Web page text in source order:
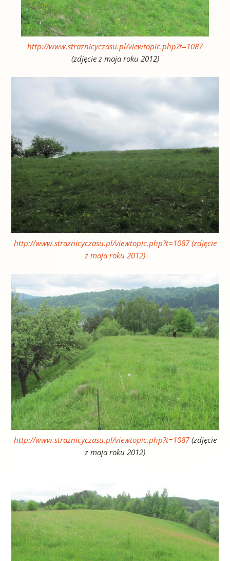
http://www.straznicyczasu.pl/viewtopic.php?t=1087
(zdjęcie z maja roku 2012)
http://www.straznicyczasu.pl/viewtopic.php?t=1087(zdjęcie
z maja roku 2012)
http://www.straznicyczasu.pl/viewtopic.php?t=1087(zdjęcie
z maja roku 2012)